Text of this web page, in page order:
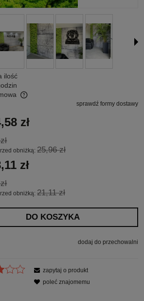
ilość
kosztów płatnościsprawdź formy dostawy
zł
obniżką: 25,96 zł
zł
obniżką: 21,11 zł
DO KOSZYKA
dodaj do przechowalni
zapytaj o produkt
poleć znajomemu